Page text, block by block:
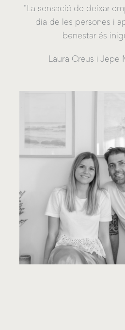
“La sensació de deixar
dia de les persones i
benestar és
Laura Creus i Jepe